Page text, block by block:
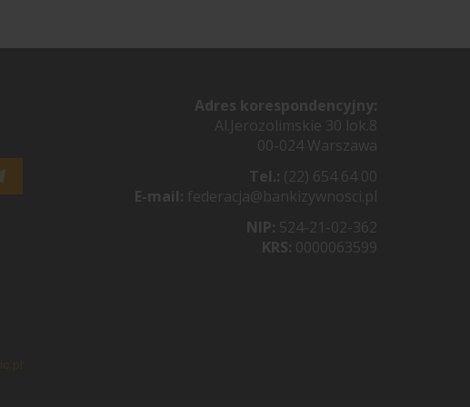
Adres korespondencyjny:
Al.Jerozolimskie 30 lok.8
00-024 Warszawa
Tel.: (22) 654 64 00
E-mail: federacja@bankizywnosci.pl
NIP: 524-21-02-362
KRS: 0000063599